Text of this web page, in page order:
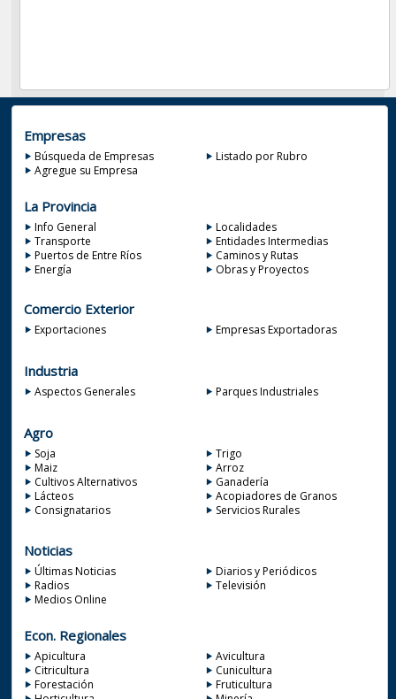
Empresas
Búsqueda de Empresas
Listado por Rubro
Agregue su Empresa
La Provincia
Info General
Localidades
Transporte
Entidades Intermedias
Puertos de Entre Ríos
Caminos y Rutas
Energía
Obras y Proyectos
Comercio Exterior
Exportaciones Empresas Exportadoras
Industria
Aspectos Generales Parques Industriales
Agro
Soja
Trigo
Maiz
Arroz
Cultivos Alternativos
Ganadería
Lácteos
Acopiadores de Granos
Consignatarios
Servicios Rurales
Noticias
Últimas Noticias
Diarios y Periódicos
Radios
Televisión
Medios Online
Econ. Regionales
Apicultura
Avicultura
Citricultura
Cunicultura
Forestación
Fruticultura